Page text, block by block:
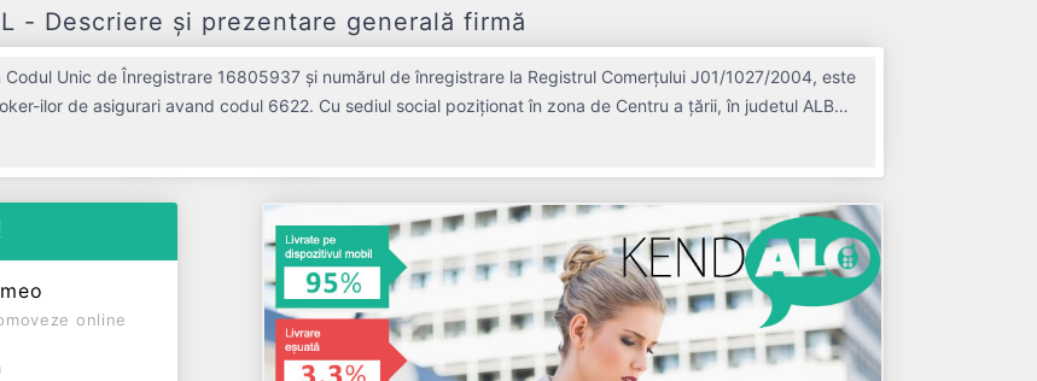
- Descriere și prezentare generală firmă
Codul Unic de Înregistrare 16805937 și numărul de înregistrare la Registrul Comerțului J01/1027/2004, este
ilor de asigurari avand codul 6622. Cu sediul social poziționat în zona de Centru a țării, în judetul ALBA,
online